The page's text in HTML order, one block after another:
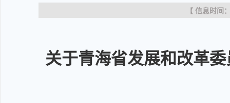
【 信息时间
关于青海省发展和改革